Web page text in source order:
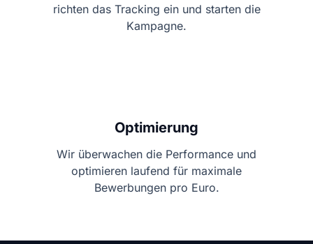
richten das Tracking ein und starten die
Kampagne.
Optimierung
Wir überwachen die Performance und
optimieren laufend für maximale
Bewerbungen pro Euro.